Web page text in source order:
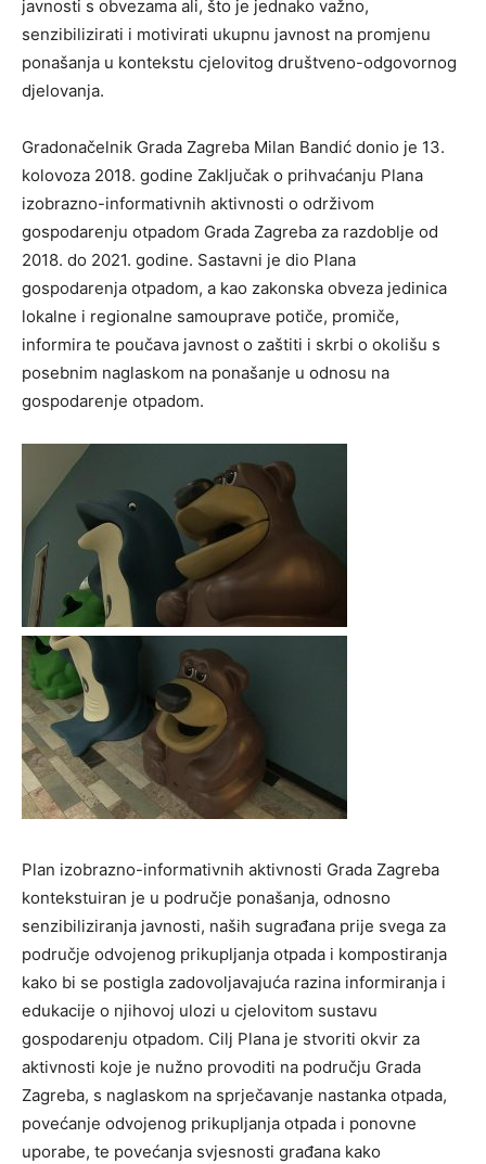
javnosti s obvezama ali, što je jednako važno,
senzibilizirati i motivirati ukupnu javnost na promjenu
ponašanja u kontekstu cjelovitog društveno-odgovornog
djelovanja.
Gradonačelnik Grada Zagreba Milan Bandić donio je 13.
kolovoza 2018. godine Zaključak o prihvaćanju Plana
izobrazno-informativnih aktivnosti o održivom
gospodarenju otpadom Grada Zagreba za razdoblje od
2018. do 2021. godine. Sastavni je dio Plana
gospodarenja otpadom, a kao zakonska obveza jedinica
lokalne i regionalne samouprave potiče, promiče,
informira te poučava javnost o zaštiti i skrbi o okolišu s
posebnim naglaskom na ponašanje u odnosu na
gospodarenje otpadom.
Plan izobrazno-informativnih aktivnosti Grada Zagreba
kontekstuiran je u područje ponašanja, odnosno
senzibiliziranja javnosti, naših sugrađana prije svega za
područje odvojenog prikupljanja otpada i kompostiranja
kako bi se postigla zadovoljavajuća razina informiranja i
edukacije o njihovoj ulozi u cjelovitom sustavu
gospodarenju otpadom. Cilj Plana je stvoriti okvir za
aktivnosti koje je nužno provoditi na području Grada
Zagreba, s naglaskom na sprječavanje nastanka otpada,
povećanje odvojenog prikupljanja otpada i ponovne
uporabe, te povećanja svjesnosti građana kako